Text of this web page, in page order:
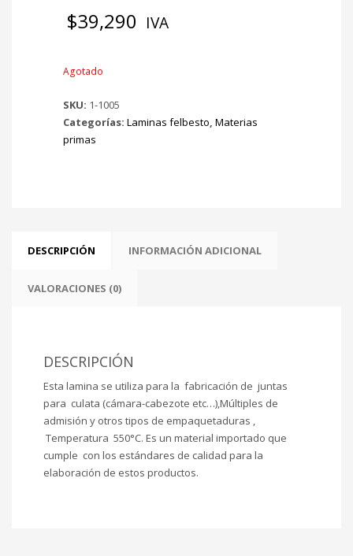
$39,290 IVA
Agotado
SKU: 1-1005
Categorías: Laminas felbesto, Materias
primas
DESCRIPCIÓN INFORMACIÓN ADICIONAL
VALORACIONES (0)
DESCRIPCIÓN
Esta lamina se utiliza para la fabricación de juntas
para culata (cámara-cabezote etc…),Múltiples de
admisión y otros tipos de empaquetaduras ,
Temperatura 550°C. Es un material importado que
cumple con los estándares de calidad para la
elaboración de estos productos.